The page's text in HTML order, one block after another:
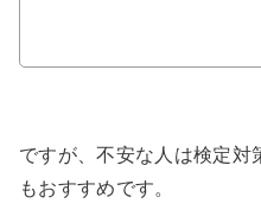
ですが、不安な人は検定対
もおすすめです。